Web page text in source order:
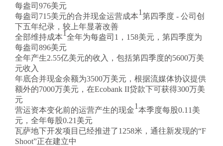
每盎司976美元
每盎司715美元的合并现金运营成本1第四季度 - 公司创
下五年纪录，较上年显著改善
全部维持成本1全年为每盎司1，158美元，第四季度为
每盎司896美元
全年产生2.55亿美元的收入，包括第四季度的5600万美
元收入
年底合并现金余额为3500万美元，根据流媒体协议提供
额外的7000万美元，在Ecobank II贷款下可获得300万美
元
营运资本变化前的运营产生的现金1本季度每股0.11美
元，全年每股0.21美元
瓦萨地下开发项目已经推进了1258米，通往新发现的“F
Shoot”正在建立中